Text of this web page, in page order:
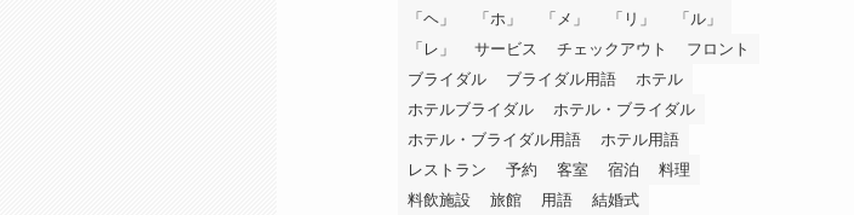
「ヘ」 「ホ」 「メ」 「リ」
「ル」
「レ」
サービス チェックアウト
フロント
ブライダル
ブライダル用語
ホテル
ホテルブライダル
ホテル・ブライダル
ホテル・ブライダル用語
ホテル用語
レストラン
予約 客室 宿泊
料理
料飲施設
旅館 用語 結婚式